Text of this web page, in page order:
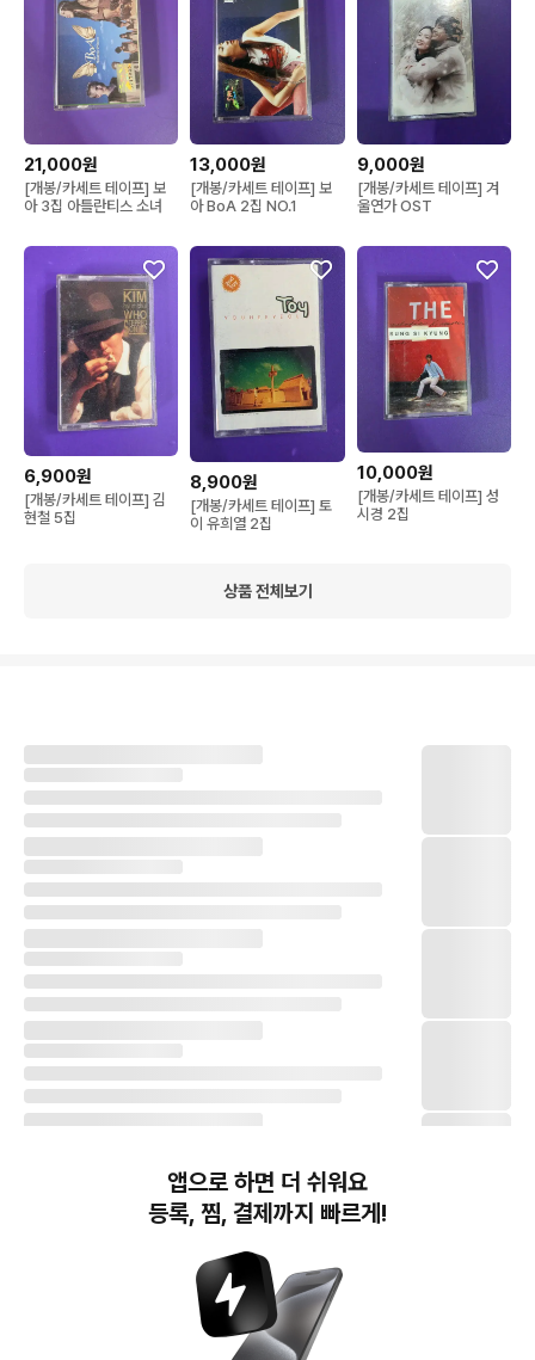
21,000원
[개봉/카세트 테이프] 보
아 3집 아틀란티스 소녀
13,000원
[개봉/카세트 테이프] 보
아 BoA 2집 NO.1
9,000원
[개봉/카세트 테이프] 겨
울연가 OST
6,900원
[개봉/카세트 테이프] 김
현철 5집
8,900원
[개봉/카세트 테이프] 토
이 유희열 2집
10,000원
[개봉/카세트 테이프] 성
시경 2집
상품 전체보기
번개장터(주) 사업자정보, 이용약관 및 기타 법적고지
번개장터㈜는 통신판매중개자이며, 통신판매의 당사자가 아닙니다. 전자상거래 등에서의
앱으로 하면 더 쉬워요
등록, 찜, 결제까지 빠르게!